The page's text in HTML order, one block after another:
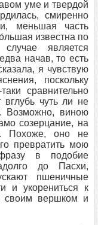
уме и твердой
смиренно
меньшая часть
известна по
является
начав, то есть
я чувствую
поскольку
сравнительно
вглубь чуть ли не
Возможно, виною
созерцание, на
Похоже, оно не
превратить мою
в подобие
до Пасхи,
пшеничные
и укорениться к
своим вершком и